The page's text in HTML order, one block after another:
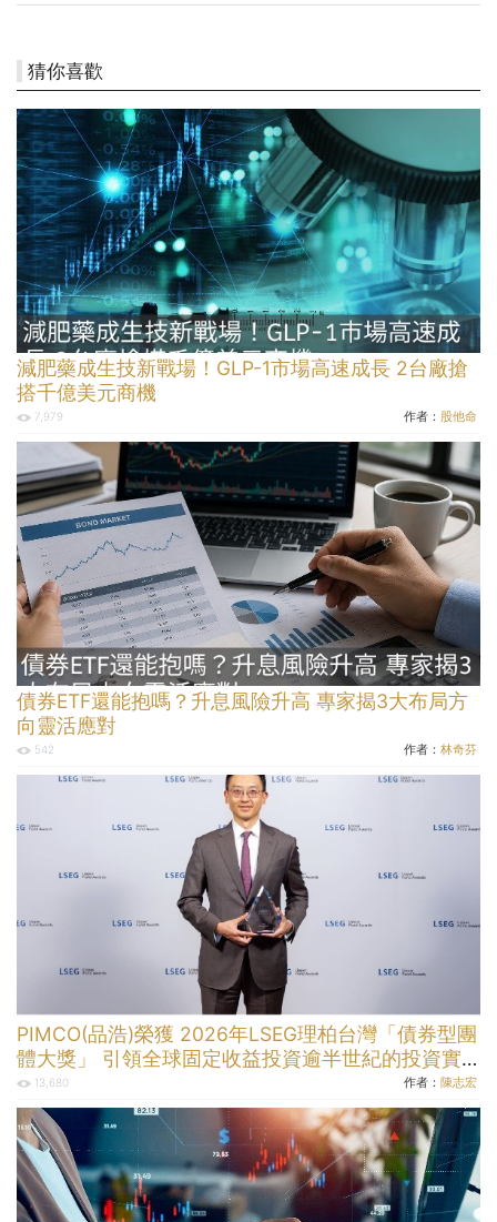
猜你喜歡
減肥藥成生技新戰場！GLP-1市場高速成長 2台廠搶
搭千億美元商機
7,979 作者： 股他命
債券ETF還能抱嗎？升息風險升高 專家揭3大布局方
向靈活應對
542 作者： 林奇芬
PIMCO(品浩)榮獲 2026年LSEG理柏台灣「債券型團
體大獎」 引領全球固定收益投資逾半世紀的投資實
力13,680 作者： 陳志宏